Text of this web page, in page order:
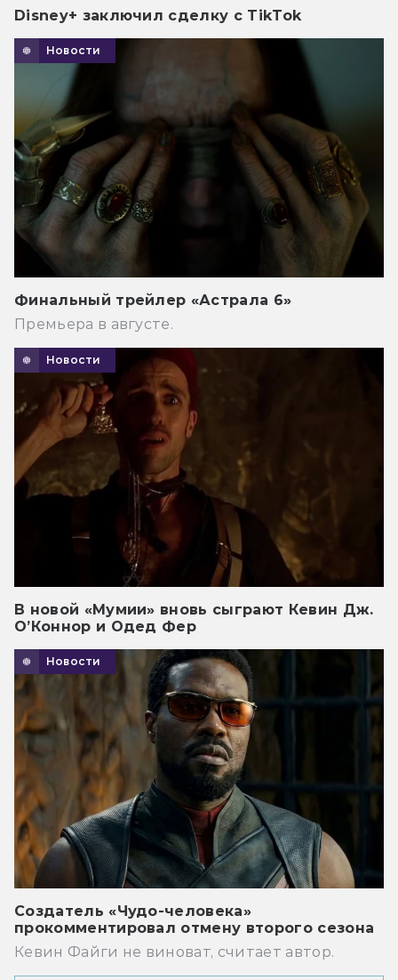
Disney+ заключил сделку с TikTok
Новости
Финальный трейлер «Астрала 6»
Премьера в августе.
Новости
В новой «Мумии» вновь сыграют Кевин Дж.
О’Коннор и Одед Фер
Новости
Создатель «Чудо-человека»
прокомментировал отмену второго сезона
Кевин Файги не виноват, считает автор.